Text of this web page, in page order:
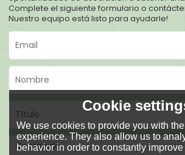
Complete el siguiente formulario o
Nuestro equipo está listo para ayudarle!
Cookie
We use cookies to provide you with
experience. They also allow us to
behavior in order to constantly